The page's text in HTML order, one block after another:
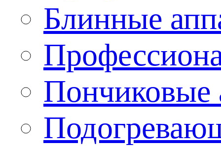
Блинные
Пончиковые